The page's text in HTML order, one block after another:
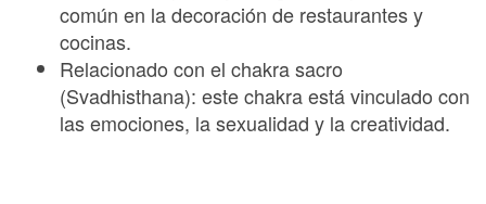
común en la decoración de restaurantes y
cocinas.
Relacionado con el chakra sacro
(Svadhisthana): este chakra está vinculado con
las emociones, la sexualidad y la creatividad.